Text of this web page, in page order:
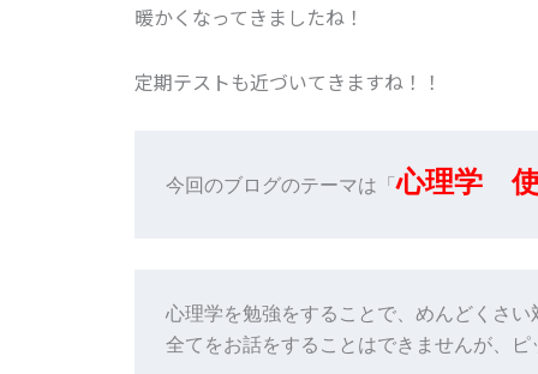
暖かくなってきましたね！
定期テストも近づいてきますね！！
今回のブログのテーマは「心理学　
心理学を勉強をすることで、めんどくさ
全てをお話をすることはできませんが、ピ